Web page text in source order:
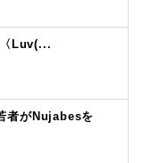
Luv(...
者がNujabesを